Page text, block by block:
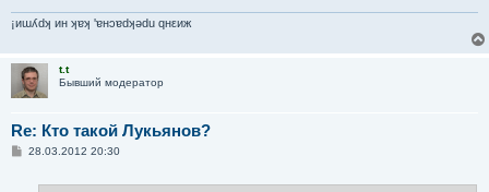
¡иɯʎdʞ ин ʞɐʞ 'ɐнɔɐdʞǝdu qнεиж
t.t
Бывший модератор
Re: Кто такой Лукьянов?
С28.03.2012 20:30